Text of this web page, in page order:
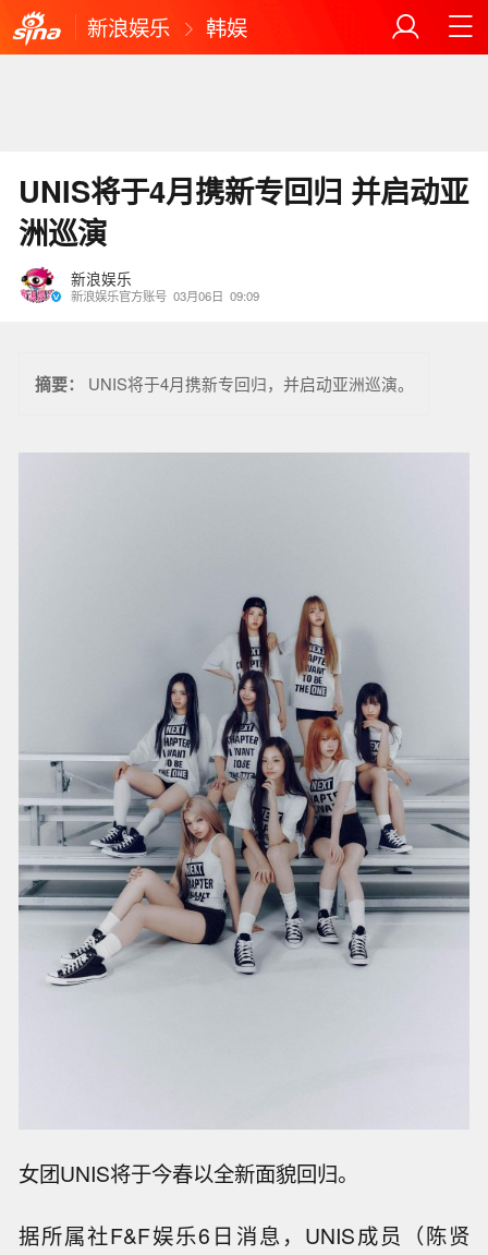
新浪娱乐 韩娱
UNIS将于4月携新专回归 并启动亚
洲巡演
新浪娱乐
新浪娱乐官方账号 03月06日 09:09
摘要： UNIS将于4月携新专回归，并启动亚洲巡演。
女团UNIS将于今春以全新面貌回归。
据所属社F&F娱乐6日消息，UNIS成员（陈贤